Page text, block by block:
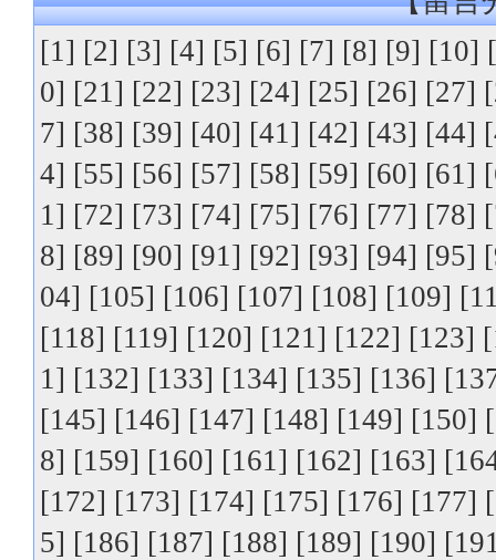
[1] [2] [3] [4] [5] [6] [7] [8] [9] [10]
0] [21] [22] [23] [24] [25] [26] [27]
7] [38] [39] [40] [41] [42] [43] [44]
4] [55] [56] [57] [58] [59] [60] [61]
1] [72] [73] [74] [75] [76] [77] [78]
8] [89] [90] [91] [92] [93] [94] [95]
04] [105] [106] [107] [108] [109]
[118] [119] [120] [121] [122] [123]
1] [132] [133] [134] [135] [136]
[145] [146] [147] [148] [149] [150]
8] [159] [160] [161] [162] [163]
[172] [173] [174] [175] [176] [177]
5] [186] [187] [188] [189] [190]